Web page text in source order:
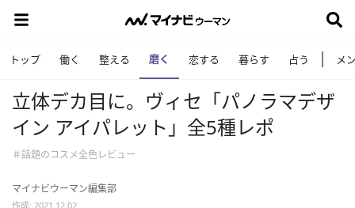
トップ 働く 整える 磨く 恋する 暮らす 占う メ
立体デカ目に。ヴィセ「パノラマデザ
イン アイパレット」全5種レポ
＃話題のコスメ全色レビュー
マイナビウーマン編集部
作成: 2021.12.02